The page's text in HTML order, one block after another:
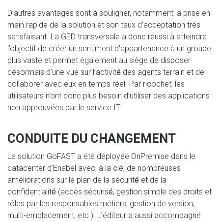
D’autres avantages sont à souligner, notamment la prise en
main rapide de la solution et son taux d’acceptation très
satisfaisant. La GED transversale a donc réussi à atteindre
l’objectif de créer un sentiment d’appartenance à un groupe
plus vaste et permet également au siège de disposer
désormais d’une vue sur l’activité́ des agents terrain et de
collaborer avec eux en temps réel. Par ricochet, les
utilisateurs n’ont donc plus besoin d’utiliser des applications
non approuvées par le service IT.
CONDUITE DU CHANGEMENT
La solution GoFAST a été déployée OnPremise dans le
datacenter d’Enabel avec, à la clé, de nombreuses
améliorations sur le plan de la sécurité́ et de la
confidentialité́ (accès sécurisé́, gestion simple des droits et
rôles par les responsables métiers, gestion de version,
multi-emplacement, etc.). L’éditeur a aussi accompagné